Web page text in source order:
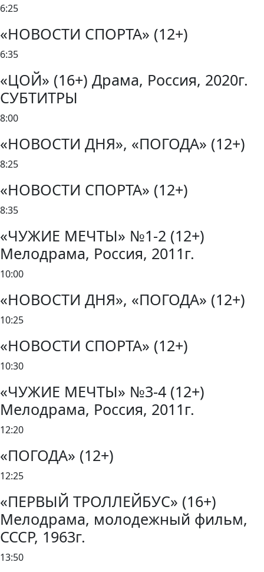
6:25
«НОВОСТИ СПОРТА» (12+)
6:35
«ЦОЙ» (16+) Драма, Россия, 2020г.
СУБТИТРЫ
8:00
«НОВОСТИ ДНЯ», «ПОГОДА» (12+)
8:25
«НОВОСТИ СПОРТА» (12+)
8:35
«ЧУЖИЕ МЕЧТЫ» №1-2 (12+)
Мелодрама, Россия, 2011г.
10:00
«НОВОСТИ ДНЯ», «ПОГОДА» (12+)
10:25
«НОВОСТИ СПОРТА» (12+)
10:30
«ЧУЖИЕ МЕЧТЫ» №3-4 (12+)
Мелодрама, Россия, 2011г.
12:20
«ПОГОДА» (12+)
12:25
«ПЕРВЫЙ ТРОЛЛЕЙБУС» (16+)
Мелодрама, молодежный фильм,
СССР, 1963г.
13:50